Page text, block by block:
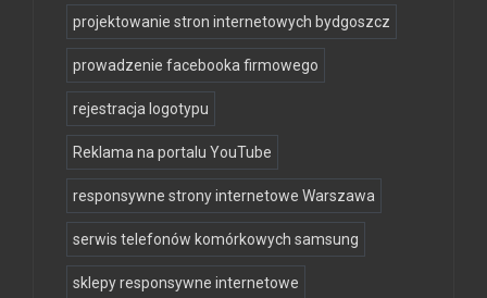
projektowanie stron internetowych bydgoszcz
prowadzenie facebooka firmowego
rejestracja logotypu
Reklama na portalu YouTube
responsywne strony internetowe Warszawa
serwis telefonów komórkowych samsung
sklepy responsywne internetowe